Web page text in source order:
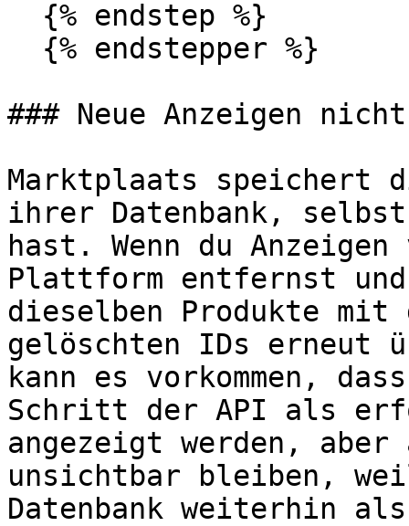
### Neue Anzeigen
Marktplaats speichert
ihrer Datenbank,
hast. Wenn du
Plattform entfernst
dieselben Produkte
gelöschten IDs erneut
kann es vorkommen,
Schritt der API als
angezeigt werden,
unsichtbar bleiben,
Datenbank weiterhin